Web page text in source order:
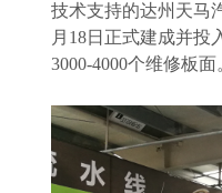
技术支持的达州天马
月 18日正式建成并投
3000-4000个维修板面